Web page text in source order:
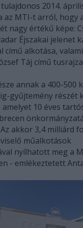
2014.
az MTI-t arról, hogy
nagy értékű képe:
Éjszakai jelenet
című alkotása,
Táj című
annak a 400-500
gyűjtemény részét
10 éves
akkor 3,4 milliárd
műalkotások
nyílhatott meg a
- emlékeztetett